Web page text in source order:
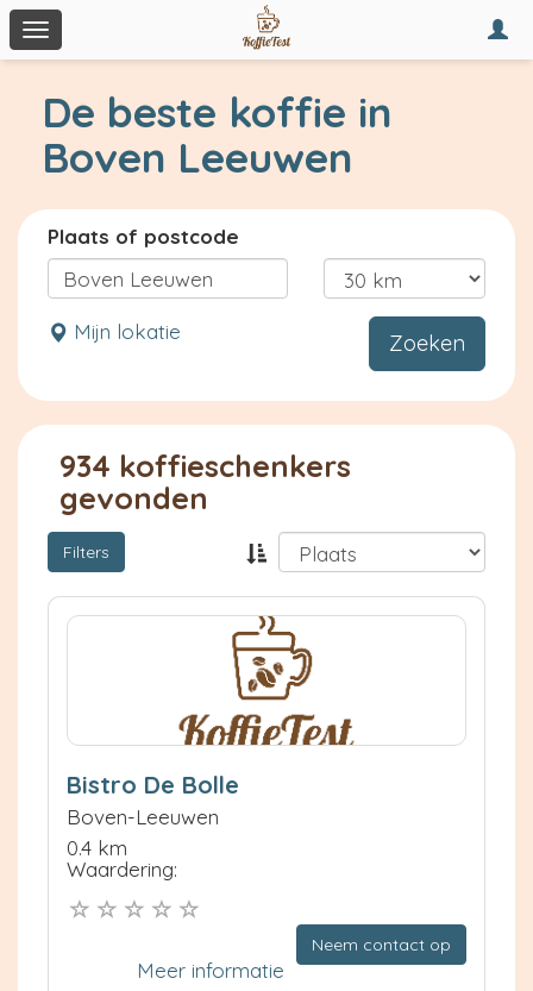
Toggle
navigation
De beste koffie in
Boven Leeuwen
Plaats of postcode
Mijn lokatie Zoeken
934 koffieschenkers
gevonden
Filters
Bistro De Bolle
Boven-Leeuwen
0.4 km
Waardering:
Neem contact op
Meer informatie